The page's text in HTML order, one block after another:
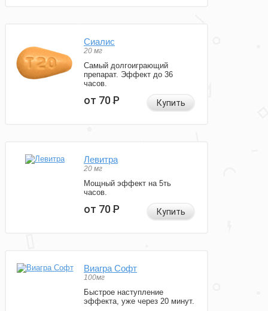
Сиалис
20 мг
Самый долгоиграющий
препарат. Эффект до 36
часов.
от 70Р Купить
Левитра
20 мг
Мощный эффект на 5ть
часов.
от 70Р Купить
Виагра Софт
100мг
Быстрое наступление
эффекта, уже через 20 минут.